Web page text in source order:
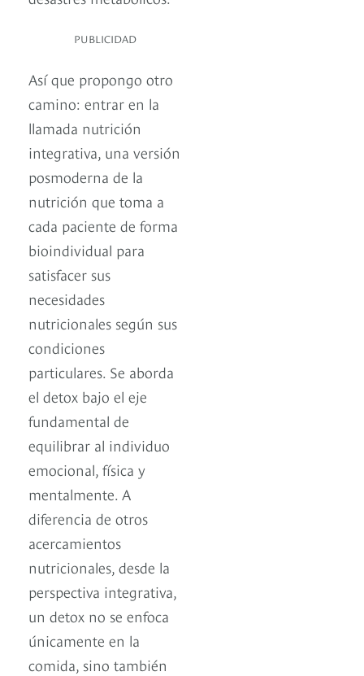
PUBLICIDAD
Así que propongo otro
camino: entrar en la
llamada nutrición
integrativa, una versión
posmoderna de la
nutrición que toma a
cada paciente de forma
bioindividual para
satisfacer sus
necesidades
nutricionales según sus
condiciones
particulares. Se aborda
el detox bajo el eje
fundamental de
equilibrar al individuo
emocional, física y
mentalmente. A
diferencia de otros
acercamientos
nutricionales, desde la
perspectiva integrativa,
un detox no se enfoca
únicamente en la
comida, sino también